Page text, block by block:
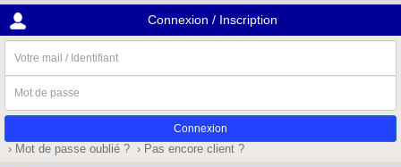
Connexion / Inscription
mail
/
Identifiant
de
passe
› Mot de passe oublié ? › Pas encore client ?